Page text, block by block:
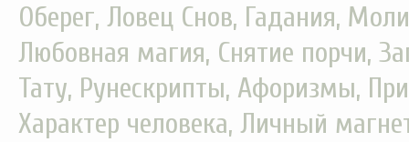
Оберег, Ловец Снов, Гадания,
Любовная магия, Снятие порчи,
Тату, Рунескрипты, Афоризмы,
Характер человека, Личный